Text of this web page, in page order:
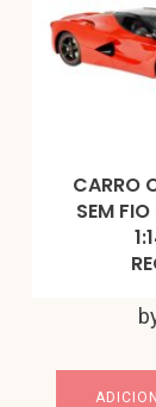
CARRO
SEM